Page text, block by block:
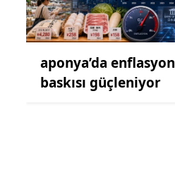
aponya’da enflasyon
baskısı güçleniyor